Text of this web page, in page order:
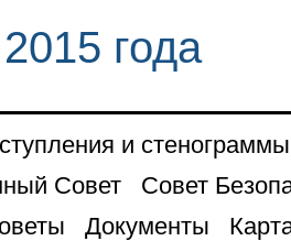
года
и стенограммы
Совет
Совет
Документы